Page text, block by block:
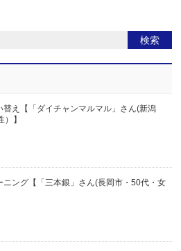
替え【「ダイチャンマルマル」さん(新潟
】
ニング【「三本銀」さん(長岡市・50代・女